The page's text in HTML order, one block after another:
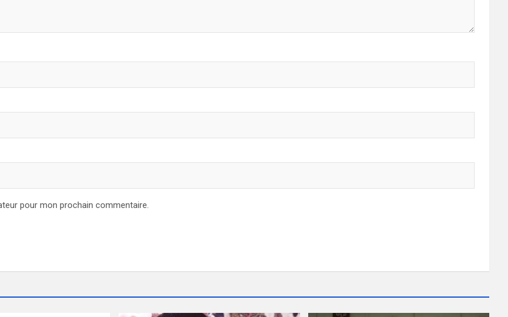
pour mon prochain commentaire.